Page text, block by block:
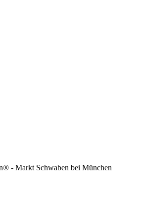
- Markt Schwaben bei München